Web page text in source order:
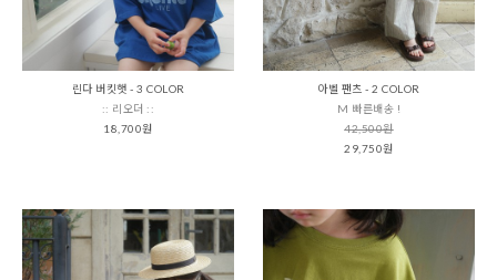
린다 버킷햇 - 3 COLOR
:: 리오더 ::
18,700원
아벨 팬츠 - 2 COLOR
M 빠른배송 !
42,500원
29,750원